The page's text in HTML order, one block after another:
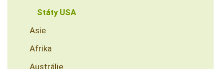
Státy USA
Asie
Afrika
Austrálie